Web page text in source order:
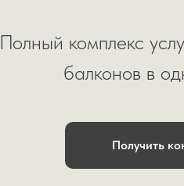
Полный комплекс
балконов в
Получить